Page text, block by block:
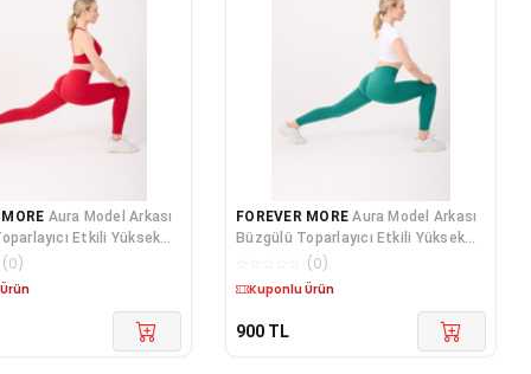
Aura Model Arkası
Etkili Yüksek
Tayt
(0)
FOREVER MORE Aura Model Arkası
Büzgülü Toparlayıcı Etkili Yüksek
Bel Dikişsiz Tayt
(0)
Kuponlu Ürün
900 TL